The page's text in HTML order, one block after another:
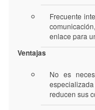
Frecuente
enlace para
Ventajas
No es
reducen sus